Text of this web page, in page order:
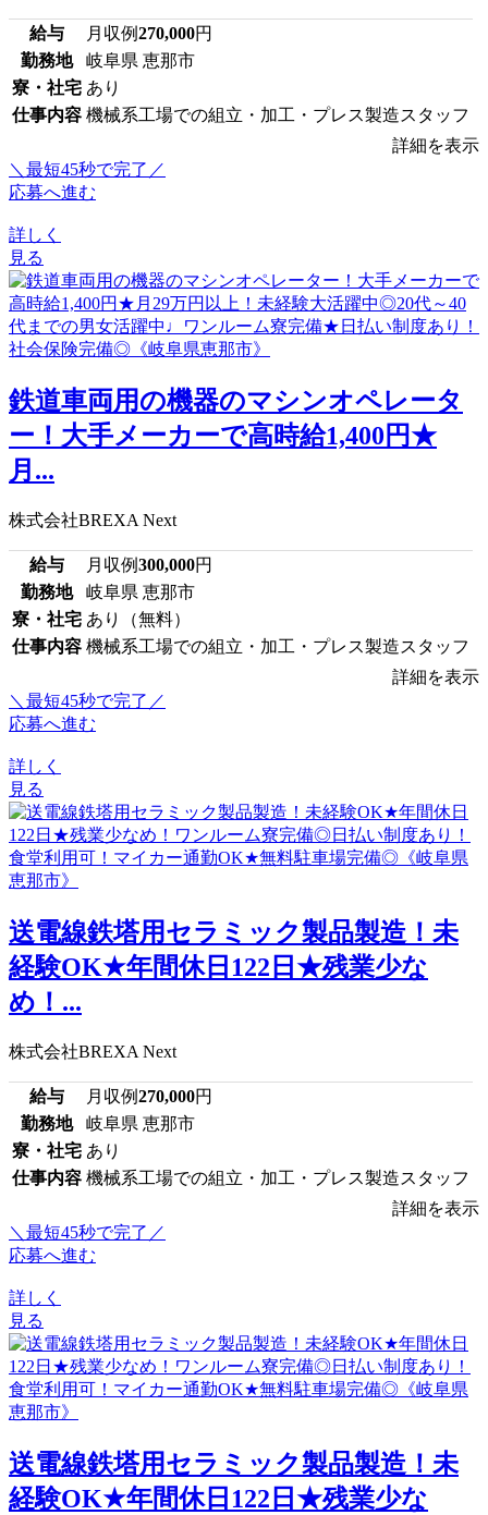
給与 月収例270,000円
勤務地
岐阜県 恵那市
寮・社宅 あり
仕事内容 機械系工場での組立・加工・プレス製造スタッフ
詳細を表示
＼最短45秒で完了／
応募へ進む
詳しく
見る
鉄道車両用の機器のマシンオペレータ
ー！大手メーカーで高時給1,400円★
月...
株式会社BREXA Next
給与 月収例300,000円
勤務地
岐阜県 恵那市
寮・社宅 あり（無料）
仕事内容 機械系工場での組立・加工・プレス製造スタッフ
詳細を表示
＼最短45秒で完了／
応募へ進む
詳しく
見る
送電線鉄塔用セラミック製品製造！未
経験OK★年間休日122日★残業少な
め！...
株式会社BREXA Next
給与 月収例270,000円
勤務地
岐阜県 恵那市
寮・社宅 あり
仕事内容 機械系工場での組立・加工・プレス製造スタッフ
詳細を表示
＼最短45秒で完了／
応募へ進む
詳しく
見る
送電線鉄塔用セラミック製品製造！未
経験OK★年間休日122日★残業少な